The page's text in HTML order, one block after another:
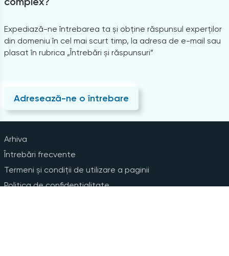
Expediază-ne întrebarea ta și obține răspunsul experților
din domeniu în cel mai scurt timp, la adresa de e-mail sau
plasat în rubrica „Întrebări și răspunsuri”
Adresează-ne o întrebare
Arhiva
Întrebări frecvente
Termeni și condiții de utilizare a paginii
Politica de confidențialitate